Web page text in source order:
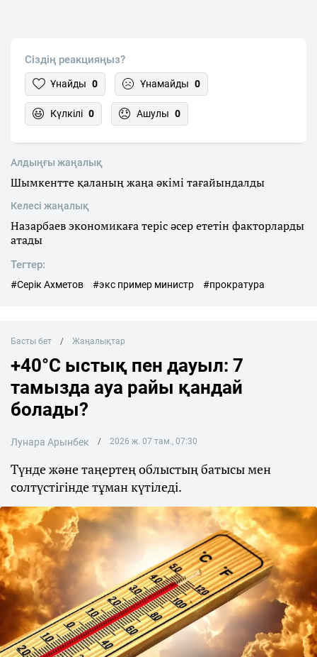
Сіздің реакцияңыз?
Ұнайды 0 Ұнамайды 0
Күлкілі 0 Ашулы 0
Алдыңғы жаңалық
Шымкентте қаланың жаңа әкімі тағайындалды
Келесі жаңалық
Назарбаев экономикаға теріс әсер ететін факторларды
атады
Тегтер:
#Серік Ахметов #экс пример министр #прократура
Басты бет Жаңалықтар
+40°C ыстық пен дауыл: 7
тамызда ауа райы қандай
болады?
Лунара Арынбек 2026 ж. 07 там., 07:30
Түнде және таңертең облыстың батысы мен
солтүстігінде тұман күтіледі.